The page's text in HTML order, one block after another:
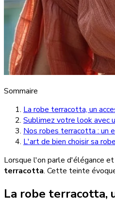
Sommaire
La robe terracotta, un
Sublimez votre look avec
Nos robes terracotta : un
L'art de bien choisir sa
Lorsque l'on parle d'élégance
terracotta. Cette teinte
La robe terracotta,